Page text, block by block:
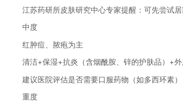
江苏药研所皮肤研究中心专家提醒：可先尝试居
中度
红肿痘、脓疱为主
清洁+保湿+抗炎（含烟酰胺、锌的护肤品）+外
建议医院评估是否需要口服药物（如多西环素）
重度